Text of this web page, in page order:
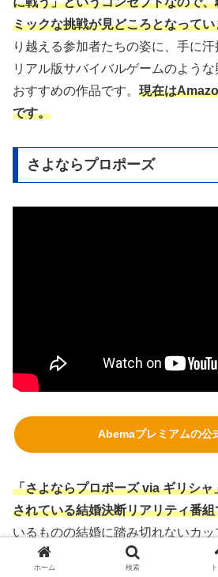
ミックな挑戦が見どころとなってい
り越える参加者たちの姿に、手に汗
リアル版サバイバルゲームのよう
おすすめの作品です。 現在は
です。
さよならプロポーズ
Abemaプレミアムの公
「さよならプロポーズ via ギリシ
されている結婚決断リアリティ番組
いるものの結婚に踏み切れないカ
旅行を通じて「結婚」か「別れ」か
ホーム 検索